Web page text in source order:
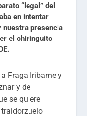
“legal” del
en intentar
nuestra presencia
el chiringuito
Fraga Iribarne y
y de
se quiere